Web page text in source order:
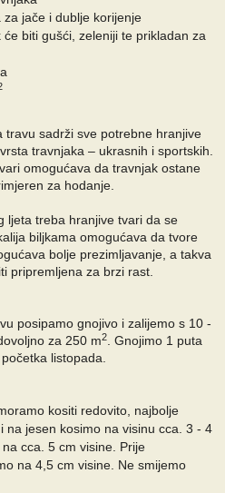
jače i dublje korijenje
biti gušći, zeleniji te prikladan za
travu sadrži sve potrebne hranjive
travnjaka – ukrasnih i sportskih.
omogućava da travnjak ostane
za hodanje.
ljeta treba hranjive tvari da se
biljkama omogućava da tvore
bolje prezimljavanje, a takva
pripremljena za brzi rast.
posipamo gnojivo i zalijemo s 10 -
za 250 m2. Gnojimo 1 puta
listopada.
kositi redovito, najbolje
na jesen kosimo na visinu cca. 3 - 4
cca. 5 cm visine. Prije
na 4,5 cm visine. Ne smijemo